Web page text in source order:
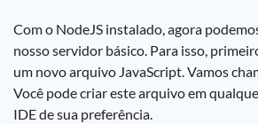
Com o NodeJS instalado, agora
nosso servidor básico. Para isso,
um novo arquivo JavaScript. Vamos
Você pode criar este arquivo em
IDE de sua preferência.